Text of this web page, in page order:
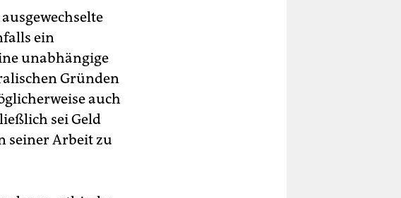
ein
unabhängige
Gründen
auch
sei Geld
seiner Arbeit zu